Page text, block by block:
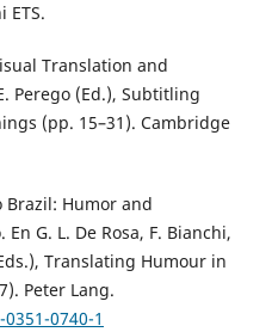
ETS.
Translation and
Perego (Ed.), Subtitling
(pp. 15–31). Cambridge
Brazil: Humor and
G. L. De Rosa, F. Bianchi,
Translating Humour in
Peter Lang.
0740-1